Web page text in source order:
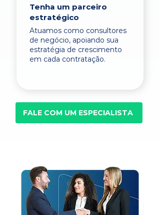
Tenha um parceiro
estratégico
Atuamos como consultores
de negócio, apoiando sua
estratégia de crescimento
em cada contratação.
FALE COM UM ESPECIALISTA